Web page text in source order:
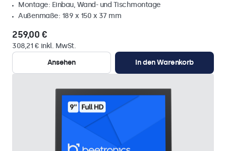
Montage: Einbau, Wand- und Tischmontage
Außenmaße: 189 x 150 x 37 mm
259,00 €
308,21 € inkl. MwSt.
Ansehen
In den Warenkorb